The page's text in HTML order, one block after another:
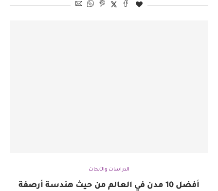
الدراسات والأبحاث
أفضل 10 مدن في العالم من حيث هندسة أرصفة